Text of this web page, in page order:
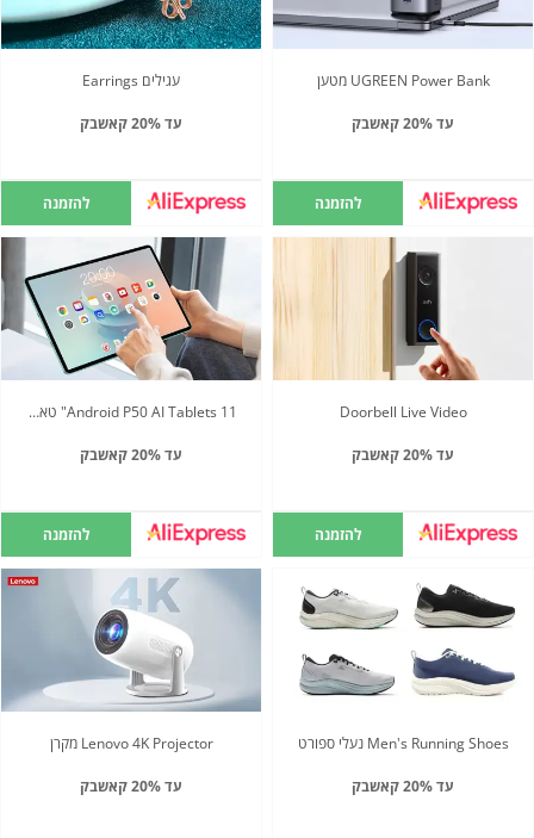
UGREEN Power Bank מטען
עד 20% קאשבק
להזמנה
עגילים Earrings
עד 20% קאשבק
להזמנה
Doorbell Live Video
עד 20% קאשבק
להזמנה
Android P50 AI Tablets 11" טאבלט
עד 20% קאשבק
להזמנה
Men's Running Shoes נעלי ספורט
עד 20% קאשבק
Lenovo 4K Projector מקרן
עד 20% קאשבק